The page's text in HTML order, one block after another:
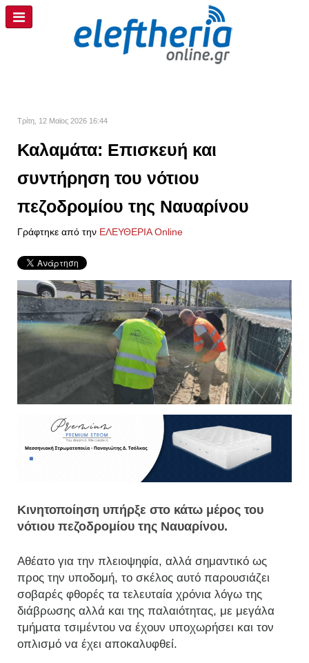
Τρίτη, 12 Μαϊος 2026 16:44
Καλαμάτα: Επισκευή και
συντήρηση του νότιου
πεζοδρομίου της Ναυαρίνου
Γράφτηκε από την ΕΛΕΥΘΕΡΙΑ Online
Κινητοποίηση υπήρξε στο κάτω μέρος του
νότιου πεζοδρομίου της Ναυαρίνου.
Αθέατο για την πλειοψηφία, αλλά σημαντικό ως
προς την υποδομή, το σκέλος αυτό παρουσιάζει
σοβαρές φθορές τα τελευταία χρόνια λόγω της
διάβρωσης αλλά και της παλαιότητας, με μεγάλα
τμήματα τσιμέντου να έχουν υποχωρήσει και τον
οπλισμό να έχει αποκαλυφθεί.